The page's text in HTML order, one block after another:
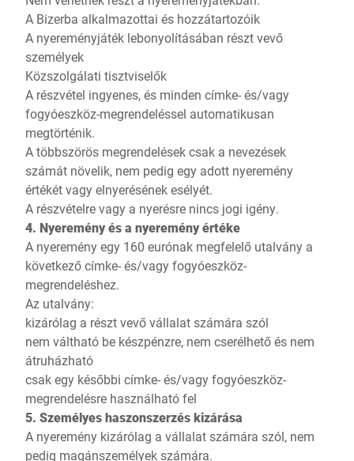
A Bizerba alkalmazottai és hozzátartozóik
A nyereményjáték lebonyolításában részt vevő
személyek
Közszolgálati tisztviselők
A részvétel ingyenes, és minden címke- és/vagy
fogyóeszköz-megrendeléssel automatikusan
megtörténik.
A többszörös megrendelések csak a nevezések
számát növelik, nem pedig egy adott nyeremény
értékét vagy elnyerésének esélyét.
A részvételre vagy a nyerésre nincs jogi igény.
4. Nyeremény és a nyeremény értéke
A nyeremény egy 160 eurónak megfelelő utalvány a
következő címke- és/vagy fogyóeszköz-
megrendeléshez.
Az utalvány:
kizárólag a részt vevő vállalat számára szól
nem váltható be készpénzre, nem cserélhető és nem
átruházható
csak egy későbbi címke- és/vagy fogyóeszköz-
megrendelésre használható fel
5. Személyes haszonszerzés kizárása
A nyeremény kizárólag a vállalat számára szól, nem
pedig magánszemélyek számára.